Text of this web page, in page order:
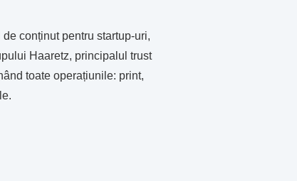
conținut pentru startup-uri,
Haaretz, principalul trust
toate operațiunile: print,